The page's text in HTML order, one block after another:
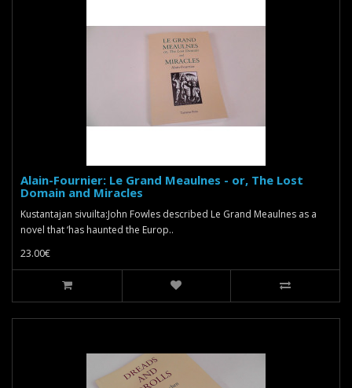
Alain-Fournier: Le Grand Meaulnes - or, The Lost
Domain and Miracles
Kustantajan sivuilta:John Fowles described Le Grand Meaulnes as a
novel that ‘has haunted the Europ..
23.00€